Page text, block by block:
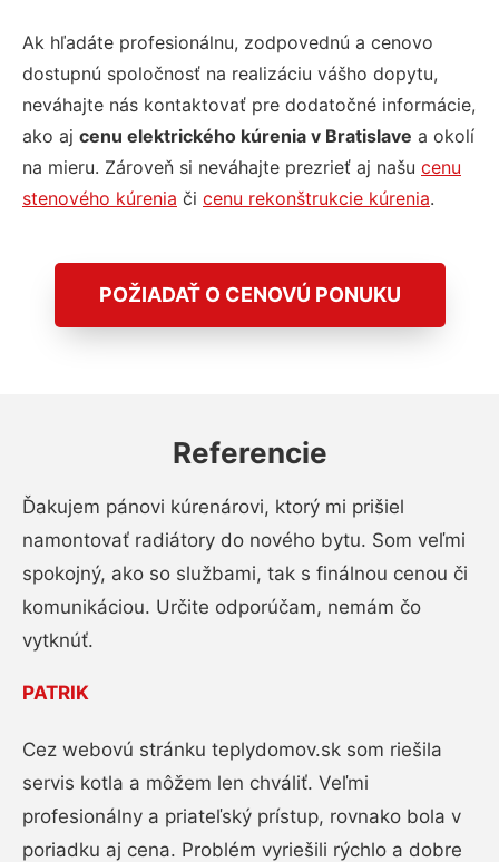
Ak hľadáte profesionálnu, zodpovednú a cenovo
dostupnú spoločnosť na realizáciu vášho dopytu,
neváhajte nás kontaktovať pre dodatočné informácie,
ako aj cenu elektrického kúrenia v Bratislave a okolí
na mieru. Zároveň si neváhajte prezrieť aj našu cenu
stenového kúrenia či cenu rekonštrukcie kúrenia.
POŽIADAŤ O CENOVÚ PONUKU
Referencie
Ďakujem pánovi kúrenárovi, ktorý mi prišiel
namontovať radiátory do nového bytu. Som veľmi
spokojný, ako so službami, tak s finálnou cenou či
komunikáciou. Určite odporúčam, nemám čo
vytknúť.
PATRIK
Cez webovú stránku teplydomov.sk som riešila
servis kotla a môžem len chváliť. Veľmi
profesionálny a priateľský prístup, rovnako bola v
poriadku aj cena. Problém vyriešili rýchlo a dobre